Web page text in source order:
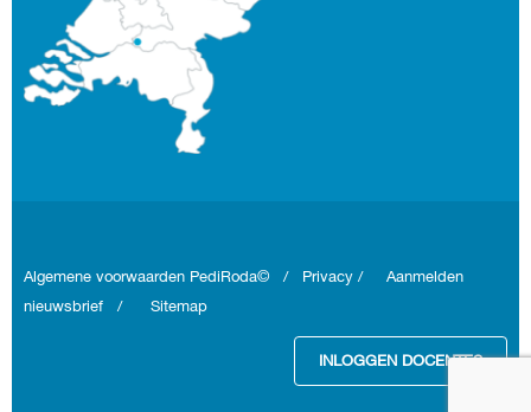
Algemene voorwaarden PediRoda© / Privacy / Aanmelden
nieuwsbrief / Sitemap
INLOGGEN DOCENTES